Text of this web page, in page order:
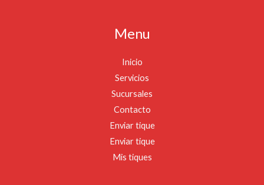
Menu
Inicio
Servicios
Sucursales
Contacto
Enviar tique
Enviar tique
Mis tiques